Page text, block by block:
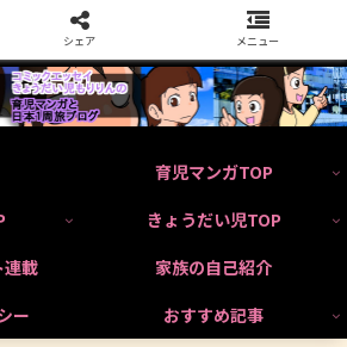
育児マンガTOP
きょうだい児TOP
連載
家族の自己紹介
ー
おすすめ記事
シェア メニュー